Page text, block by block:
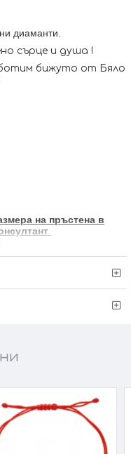
диаманти.
сърце и душа !
бижуто от Бяло
на пръстена в
+/- 10% според
поръчка, ще се
характеристики и